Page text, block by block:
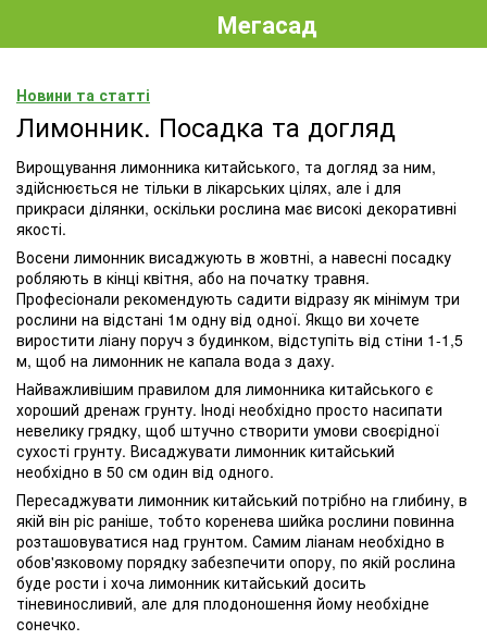
Мегасад
Новини та статті
Лимонник. Посадка та догляд
Вирощування лимонника китайського, та догляд за ним,
здійснюється не тільки в лікарських цілях, але і для
прикраси ділянки, оскільки рослина має високі декоративні
якості.
Восени лимонник висаджують в жовтні, а навесні посадку
робляють в кінці квітня, або на початку травня.
Професіонали рекомендують садити відразу як мінімум три
рослини на відстані 1м одну від одної. Якщо ви хочете
виростити ліану поруч з будинком, відступіть від стіни 1-1,5
м, щоб на лимонник не капала вода з даху.
Найважливішим правилом для лимонника китайського є
хороший дренаж грунту. Іноді необхідно просто насипати
невелику грядку, щоб штучно створити умови своєрідної
сухості грунту. Висаджувати лимонник китайський
необхідно в 50 см один від одного.
Пересаджувати лимонник китайський потрібно на глибину, в
якій він ріс раніше, тобто коренева шийка рослини повинна
розташовуватися над грунтом. Самим ліанам необхідно в
обов'язковому порядку забезпечити опору, по якій рослина
буде рости і хоча лимонник китайський досить
тіневиносливий, але для плодоношення йому необхідне
сонечко.